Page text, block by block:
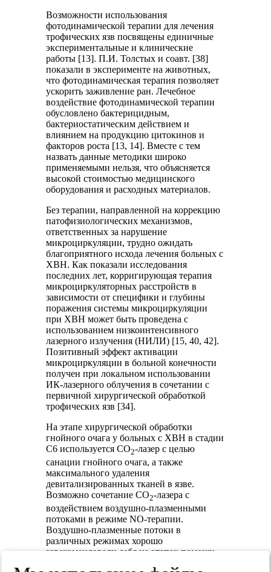
Возможности использования
фотодинамической терапии для лечения
трофических язв посвящены единичные
экспериментальные и клинические
работы [13]. П.И. Толстых и соавт. [38]
показали в эксперименте на животных,
что фотодинамическая терапия позволяет
ускорить заживление ран. Лечебное
воздействие фотодинамической терапии
обусловлено бактерицидным,
бактериостатическим действием и
влиянием на продукцию цитокинов и
факторов роста [13, 14]. Вместе с тем
назвать данные методики широко
применяемыми нельзя, что объясняется
высокой стоимостью медицинского
оборудования и расходных материалов.
Без терапии, направленной на коррекцию
патофизиологических механизмов,
ответственных за нарушение
микроциркуляции, трудно ожидать
благоприятного исхода лечения больных с
ХВН. Как показали исследования
последних лет, корригирующая терапия
микроциркуляторных расстройств в
зависимости от специфики и глубины
поражения системы микроциркуляции
при ХВН может быть проведена с
использованием низкоинтенсивного
лазерного излучения (НИЛИ) [15, 40, 42].
Позитивный эффект активации
микроциркуляции в больной конечности
получен при локальном использовании
ИК-лазерного облучения в сочетании с
первичной хирургической обработкой
трофических язв [34].
На этапе хирургической обработки
гнойного очага у больных с ХВН в стадии
С6 используется СО2-лазер с целью
санации гнойного очага, а также
максимального удаления
девитализированных тканей в язве.
Возможно сочетание СО2-лазера с
воздействием воздушно-плазменными
потоками в режиме NO-терапии.
Воздушно-плазменные потоки в
различных режимах хорошо
зарекомендовали себя на этапах помощи